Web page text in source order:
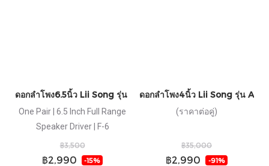
ดอกลำโพง6.5นิ้ว Lii Song รุ่น F6
One Pair | 6.5 Inch Full Range
Speaker Driver | F-6
฿3,500
฿2,990 -15%
ดอกลำโพง4นิ้ว Lii Song รุ่น AL4
(ราคาต่อคู่)
฿35,000
฿2,990 -91%